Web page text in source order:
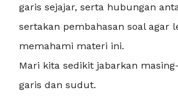
garis sejajar, serta hubungan
sertakan pembahasan soal agar
memahami materi ini.
Mari kita sedikit jabarkan
garis dan sudut.